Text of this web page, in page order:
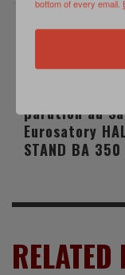
Venez
parution au
Eurosatory
STAND BA 350
bottom of every email.